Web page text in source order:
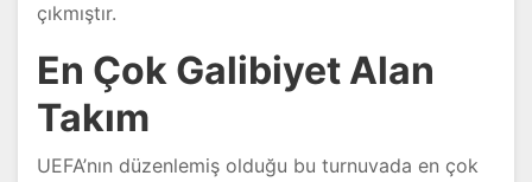
çıkmıştır.
En Çok Galibiyet Alan
Takım
UEFA’nın düzenlemiş olduğu bu turnuvada en çok